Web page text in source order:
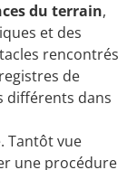
du terrain,
et des
rencontrés
de
différents dans
Tantôt vue
une procédure